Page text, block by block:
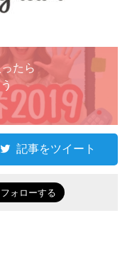
たら
記事をツイート